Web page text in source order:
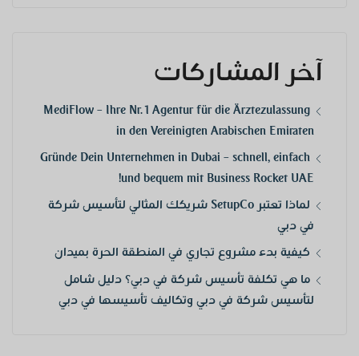
آخر المشاركات
MediFlow – Ihre Nr. 1 Agentur für die Ärztezulassung
in den Vereinigten Arabischen Emiraten
Gründe Dein Unternehmen in Dubai – schnell, einfach
und bequem mit Business Rocket UAE!
لماذا تعتبر SetupCo شريكك المثالي لتأسيس شركة
في دبي
كيفية بدء مشروع تجاري في المنطقة الحرة بميدان
ما هي تكلفة تأسيس شركة في دبي؟ دليل شامل
لتأسيس شركة في دبي وتكاليف تأسيسها في دبي